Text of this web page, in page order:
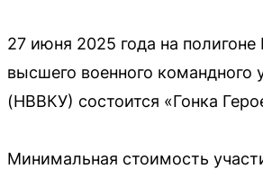
27 июня 2025 года на полигоне
высшего военного командного
(НВВКУ) состоится «Гонка
Минимальная стоимость